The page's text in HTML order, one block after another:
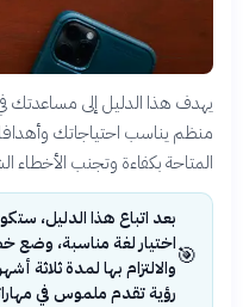
يهدف هذا الدليل إلى مساعدتك في
منظم يناسب احتياجاتك
المتاحة بكفاءة وتجنب الأخطاء
🎯
بعد اتباع هذا الدليل،
اختيار لغة مناسبة، وضع
والالتزام بها لمدة ثلاثة
رؤية تقدم ملموس في